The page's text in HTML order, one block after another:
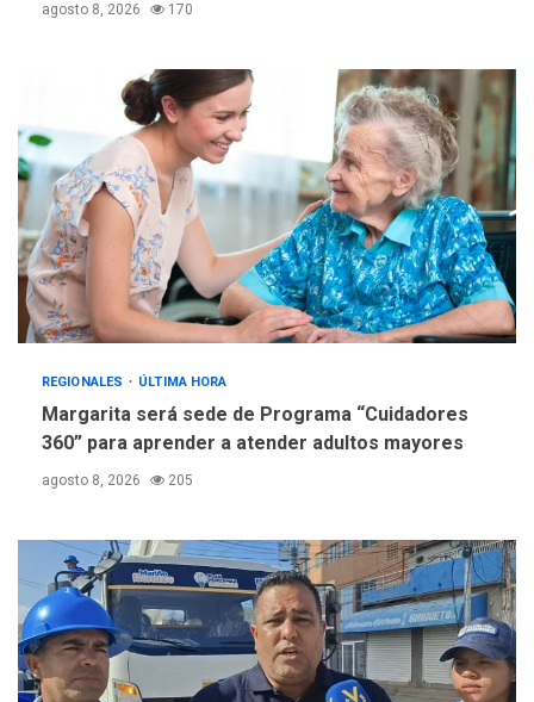
trabajan en diplomado para
creación y manejo de
estadísticas de turismo
agosto 8, 2026 170
REGIONALES ÚLTIMA HORA
Margarita será sede de Programa “Cuidadores
360” para aprender a atender adultos mayores
agosto 8, 2026 205